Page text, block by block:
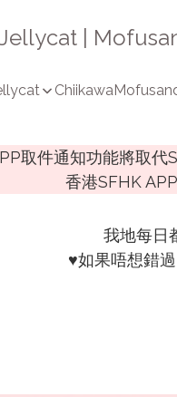
|
Chiikawa
取件通知功能將取
香港SFHK
我地每日
♥️如果唔想錯過